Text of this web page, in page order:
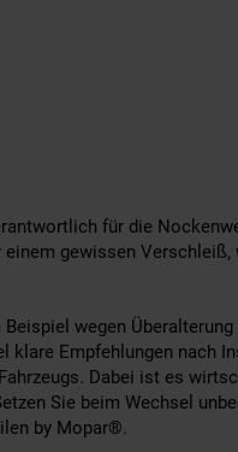
für die
gewissen
wegen
klare Empfehlungen nach
Dabei ist es
Sie beim Wechsel
by Mopar®.